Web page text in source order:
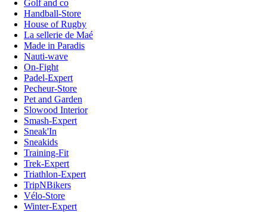
Golf and co
Handball-Store
House of Rugby
La sellerie de Maé
Made in Paradis
Nauti-wave
On-Fight
Padel-Expert
Pecheur-Store
Pet and Garden
Slowood Interior
Smash-Expert
Sneak'In
Sneakids
Training-Fit
Trek-Expert
Triathlon-Expert
TripNBikers
Vélo-Store
Winter-Expert